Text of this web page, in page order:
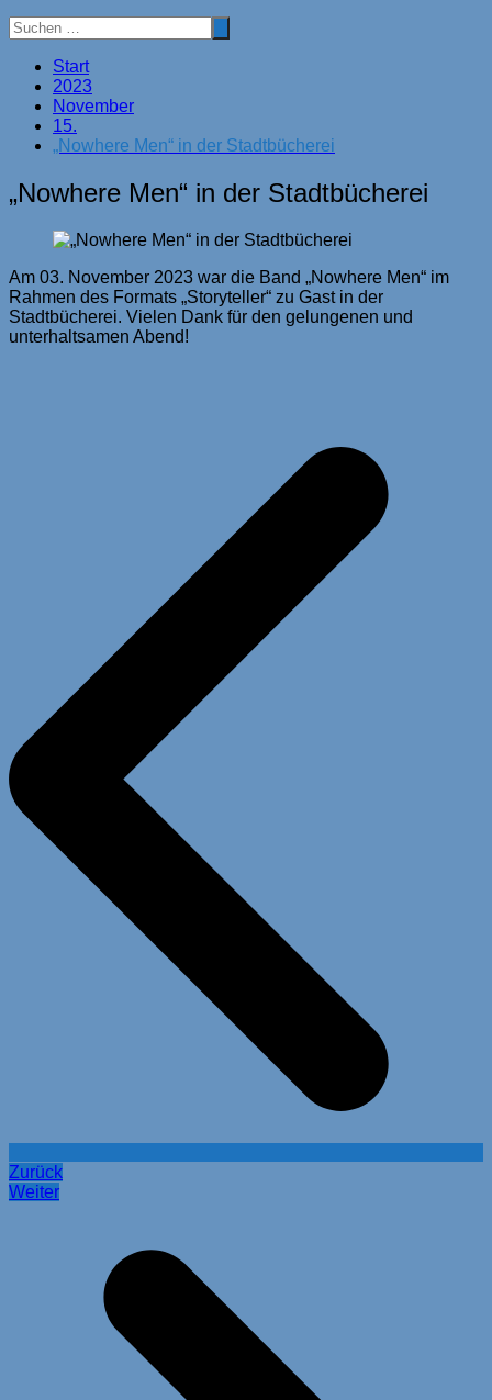
Start
2023
November
15.
„Nowhere Men“ in der Stadtbücherei
„Nowhere Men“ in der Stadtbücherei
Am 03. November 2023 war die Band „Nowhere Men“ im
Rahmen des Formats „Storyteller“ zu Gast in der
Stadtbücherei. Vielen Dank für den gelungenen und
unterhaltsamen Abend!
Zurück
Weiter